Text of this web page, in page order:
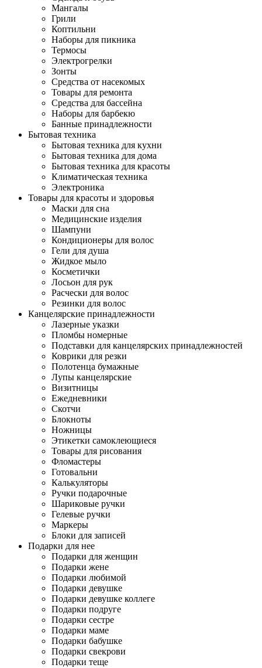
Мангалы
Грили
Коптильни
Наборы для пикника
Термосы
Электрогрелки
Зонты
Средства от насекомых
Товары для ремонта
Средства для бассейна
Наборы для барбекю
Банные принадлежности
Бытовая техника
Бытовая техника для кухни
Бытовая техника для дома
Бытовая техника для красоты
Климатическая техника
Электроника
Товары для красоты и здоровья
Маски для сна
Медицинские изделия
Шампуни
Кондиционеры для волос
Гели для душа
Жидкое мыло
Косметички
Лосьон для рук
Расчески для волос
Резинки для волос
Канцелярские принадлежности
Лазерные указки
Пломбы номерные
Подставки для канцелярских принадлежностей
Коврики для резки
Полотенца бумажные
Лупы канцелярские
Визитницы
Ежедневники
Скотчи
Блокноты
Ножницы
Этикетки самоклеющиеся
Товары для рисования
Фломастеры
Готовальни
Калькуляторы
Ручки подарочные
Шариковые ручки
Гелевые ручки
Маркеры
Блоки для записей
Подарки для нее
Подарки для женщин
Подарки жене
Подарки любимой
Подарки девушке
Подарки девушке коллеге
Подарки подруге
Подарки сестре
Подарки маме
Подарки бабушке
Подарки свекрови
Подарки теще